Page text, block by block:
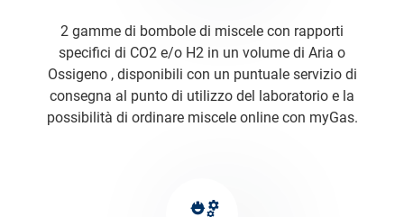
2 gamme di bombole di miscele con rapporti
specifici di CO2 e/o H2 in un volume di Aria o
Ossigeno , disponibili con un puntuale servizio di
consegna al punto di utilizzo del laboratorio e la
possibilità di ordinare miscele online con myGas.